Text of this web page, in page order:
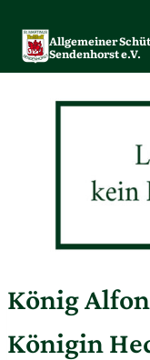
Inhalt
springen
Allgemeiner
Sendenhorst e.V.
König
Königin